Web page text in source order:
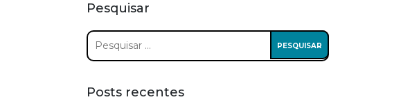
Pesquisar
Pesquisar
por:
Posts recentes